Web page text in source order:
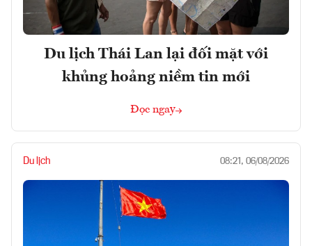
Du lịch Thái Lan lại đối mặt với
khủng hoảng niềm tin mới
Đọc ngay
Du lịch 08:21, 06/08/2026